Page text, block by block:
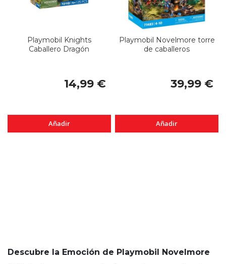
Playmobil Knights
Caballero Dragón
14,99 €
Añadir
Playmobil Novelmore torre
de caballeros
39,99 €
Añadir
Descubre la Emoción de Playmobil Novelmore